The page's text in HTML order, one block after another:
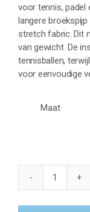
voor tennis, padel
langere
stretch fabric. Dit
van gewicht. De
tennisballen,
voor eenvoudige
Maat
INDIAN